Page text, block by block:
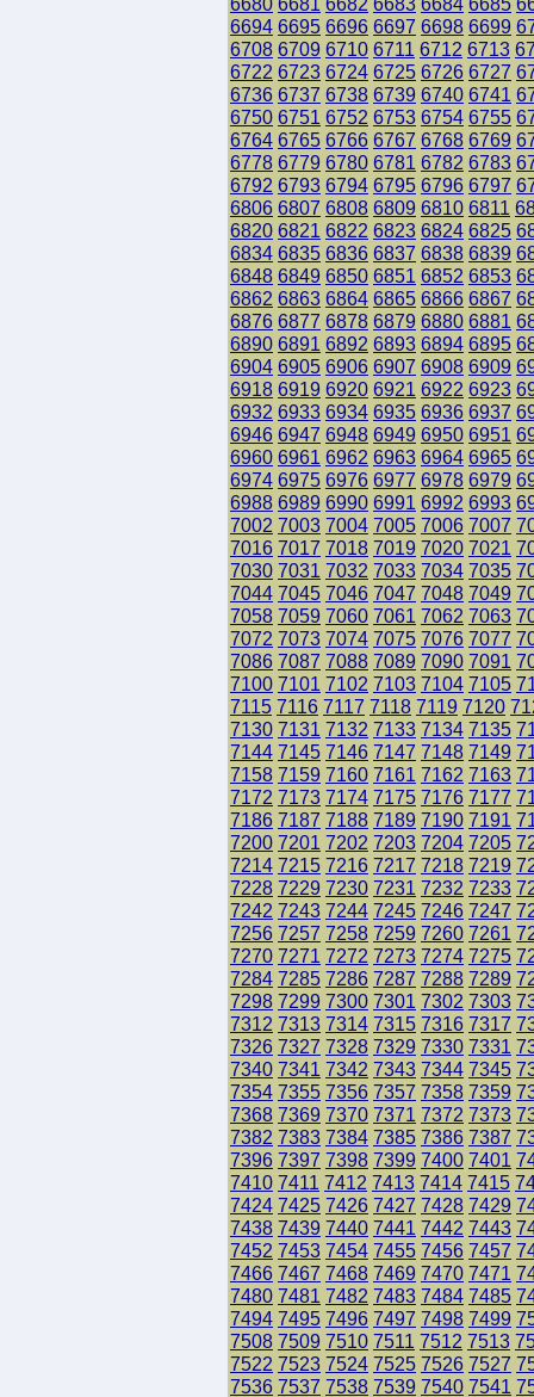
6694 6695 6696 6697 6698 6699
6708 6709 6710 6711 6712 6713
6722 6723 6724 6725 6726 6727
6736 6737 6738 6739 6740 6741
6750 6751 6752 6753 6754 6755
6764 6765 6766 6767 6768 6769
6778 6779 6780 6781 6782 6783
6792 6793 6794 6795 6796 6797
6806 6807 6808 6809 6810 6811
6820 6821 6822 6823 6824 6825
6834 6835 6836 6837 6838 6839
6848 6849 6850 6851 6852 6853
6862 6863 6864 6865 6866 6867
6876 6877 6878 6879 6880 6881
6890 6891 6892 6893 6894 6895
6904 6905 6906 6907 6908 6909
6918 6919 6920 6921 6922 6923
6932 6933 6934 6935 6936 6937
6946 6947 6948 6949 6950 6951
6960 6961 6962 6963 6964 6965
6974 6975 6976 6977 6978 6979
6988 6989 6990 6991 6992 6993
7002 7003 7004 7005 7006 7007
7016 7017 7018 7019 7020 7021
7030 7031 7032 7033 7034 7035
7044 7045 7046 7047 7048 7049
7058 7059 7060 7061 7062 7063
7072 7073 7074 7075 7076 7077
7086 7087 7088 7089 7090 7091
7100 7101 7102 7103 7104 7105
7115 7116 7117 7118 7119 7120
7130 7131 7132 7133 7134 7135
7144 7145 7146 7147 7148 7149
7158 7159 7160 7161 7162 7163
7172 7173 7174 7175 7176 7177
7186 7187 7188 7189 7190 7191
7200 7201 7202 7203 7204 7205
7214 7215 7216 7217 7218 7219
7228 7229 7230 7231 7232 7233
7242 7243 7244 7245 7246 7247
7256 7257 7258 7259 7260 7261
7270 7271 7272 7273 7274 7275
7284 7285 7286 7287 7288 7289
7298 7299 7300 7301 7302 7303
7312 7313 7314 7315 7316 7317
7326 7327 7328 7329 7330 7331
7340 7341 7342 7343 7344 7345
7354 7355 7356 7357 7358 7359
7368 7369 7370 7371 7372 7373
7382 7383 7384 7385 7386 7387
7396 7397 7398 7399 7400 7401
7410 7411 7412 7413 7414 7415
7424 7425 7426 7427 7428 7429
7438 7439 7440 7441 7442 7443
7452 7453 7454 7455 7456 7457
7466 7467 7468 7469 7470 7471
7480 7481 7482 7483 7484 7485
7494 7495 7496 7497 7498 7499
7508 7509 7510 7511 7512 7513
7522 7523 7524 7525 7526 7527
7536 7537 7538 7539 7540 7541